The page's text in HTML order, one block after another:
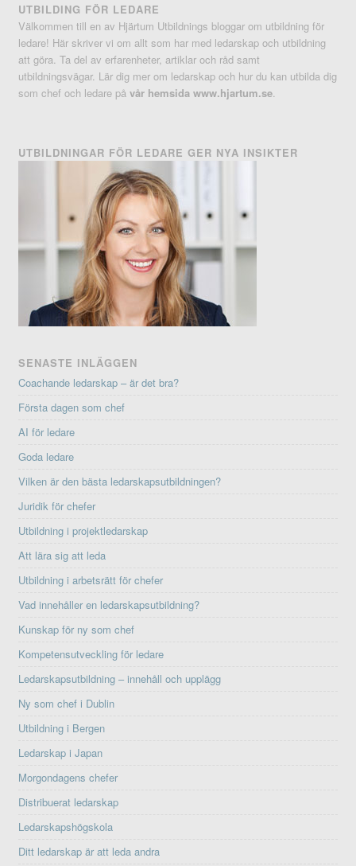
UTBILDING FÖR LEDARE
Välkommen till en av Hjärtum Utbildnings bloggar om utbildning för
ledare! Här skriver vi om allt som har med ledarskap och utbildning
att göra. Ta del av erfarenheter, artiklar och råd samt
utbildningsvägar. Lär dig mer om ledarskap och hur du kan utbilda dig
som chef och ledare påvår hemsida www.hjartum.se
UTBILDNINGAR FÖR LEDARE GER NYA INSIKTER
SENASTE INLÄGGEN
Coachande ledarskap – är det bra?
Första dagen som chef
AI för ledare
Goda ledare
Vilken är den bästa ledarskapsutbildningen?
Juridik för chefer
Utbildning i projektledarskap
Att lära sig att leda
Utbildning i arbetsrätt för chefer
Vad innehåller en ledarskapsutbildning?
Kunskap för ny som chef
Kompetensutveckling för ledare
Ledarskapsutbildning – innehåll och upplägg
Ny som chef i Dublin
Utbildning i Bergen
Ledarskap i Japan
Morgondagens chefer
Distribuerat ledarskap
Ledarskapshögskola
Ditt ledarskap är att leda andra